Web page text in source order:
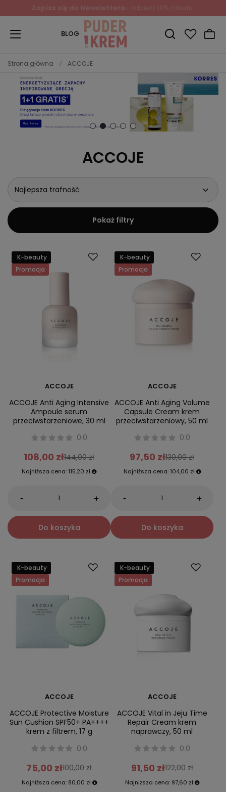
BLOG
Strona główna ACCOJE
ACCOJE
Najlepsza trafność
Pokaż filtry
K-beauty
Promocja
ACCOJE
ACCOJE Anti Aging Intensive
Ampoule serum
przeciwstarzeniowe, 30 ml
0.0
108,00 zł144,00 zł
Najniższa cena: 115,20 zł
- +
Do koszyka
K-beauty
Promocja
ACCOJE
ACCOJE Anti Aging Volume
Capsule Cream krem
przeciwstarzeniowy, 50 ml
0.0
97,50 zł130,00 zł
Najniższa cena: 104,00 zł
- +
Do koszyka
K-beauty
Promocja
ACCOJE
ACCOJE Protective Moisture
Sun Cushion SPF50+ PA++++
krem z filtrem, 17 g
0.0
75,00 zł100,00 zł
Najniższa cena: 80,00 zł
K-beauty
Promocja
ACCOJE
ACCOJE Vital in Jeju Time
Repair Cream krem
naprawczy, 50 ml
0.0
91,50 zł122,00 zł
Najniższa cena: 97,60 zł